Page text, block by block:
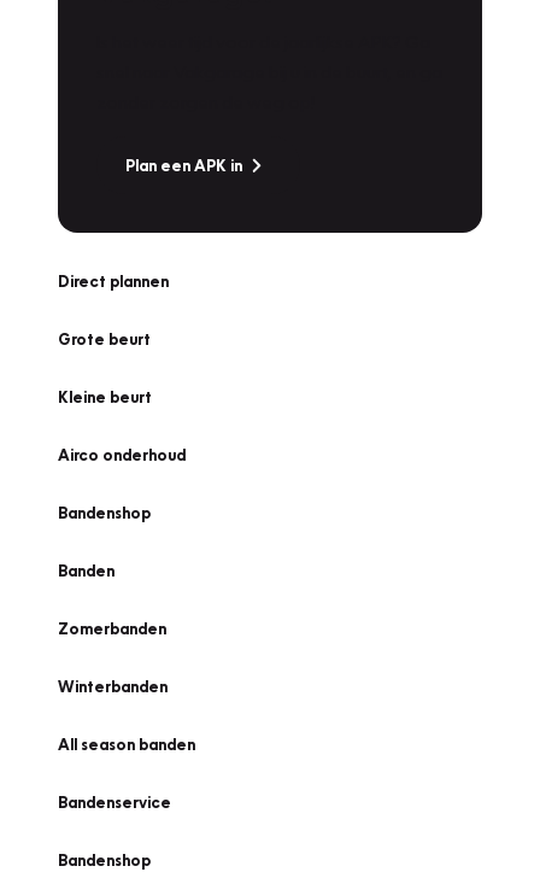
Plan een APK in
Direct plannen
Grote beurt
Kleine beurt
Airco onderhoud
Bandenshop
Banden
Zomerbanden
Winterbanden
All season banden
Bandenservice
Bandenshop